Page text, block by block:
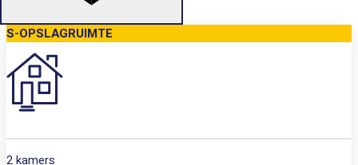
S-OPSLAGRUIMTE
2 kamers